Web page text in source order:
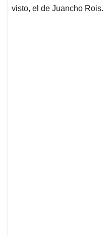
visto, el de Juancho Rois.